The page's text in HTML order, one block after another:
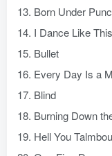
13. Born Under
14. I Dance Like This
15. Bullet
16. Every Day Is a
17. Blind
18. Burning Down
19. Hell You